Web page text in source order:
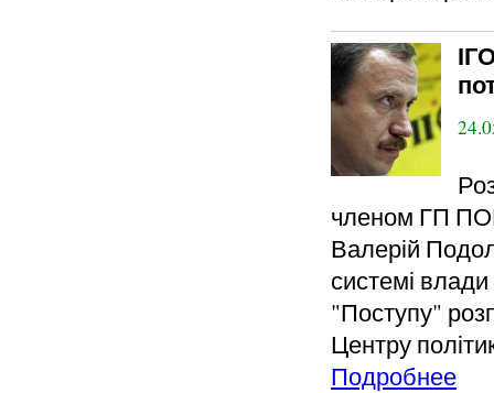
членом ГП
Валерій
системі
"Поступу"
Центру
Подробнее